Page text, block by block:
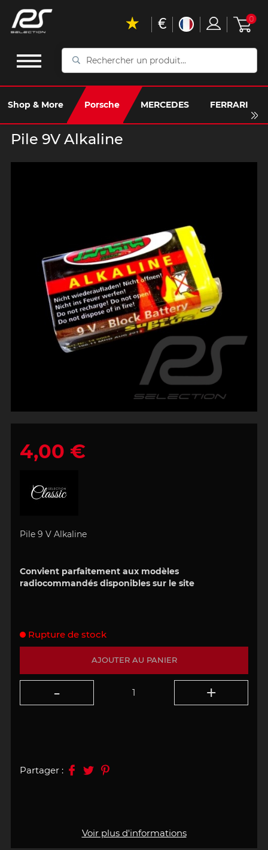
Rechercher
produit...
Shop & More Porsche MERCEDES FERRARI
€ 0
Pile 9V Alkaline
4,00 €
Pile 9 V Alkaline
Convient parfaitement aux modèles
radiocommandés disponibles sur le site
Voir plus d'informations
AJOUTER AU PANIER
Rupture de stock
Partager :